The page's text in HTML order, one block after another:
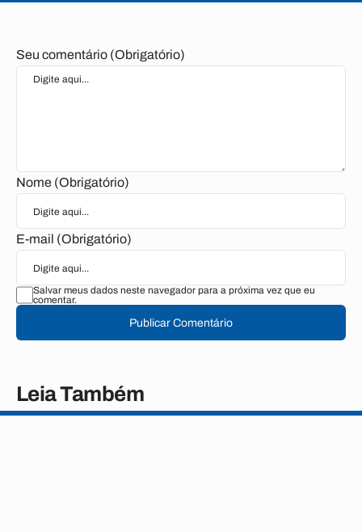
Seu comentário (Obrigatório)
Nome (Obrigatório)
E-mail (Obrigatório)
Salvar meus dados neste navegador para a próxima vez que eu
comentar.
Publicar Comentário
Leia Também